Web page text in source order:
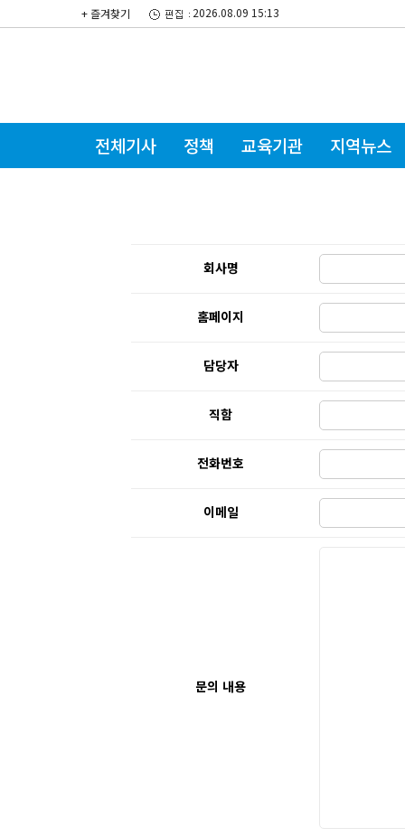
+ 즐겨찾기 2026.08.09 15:13
전체기사 정책 교육기관 지역뉴스
회사명
홈페이지
담당자
직함
전화번호
이메일
문의 내용